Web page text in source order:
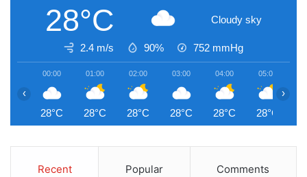
28°C Cloudy sky
2.4 m/s 90% 752 mmHg
00:00
28°C
01:00
28°C
02:00
28°C
03:00
28°C
04:00
28°C
05:00
28°C
‹ ›
Recent Popular Comments